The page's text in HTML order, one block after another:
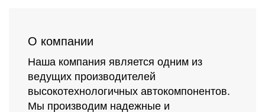
О компании
Наша компания является одним из
ведущих производителей
высокотехнологичных автокомпонентов.
Мы производим надежные и